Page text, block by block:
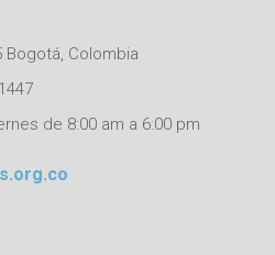
Bogotá, Colombia
de 8:00 am a 6:00 pm